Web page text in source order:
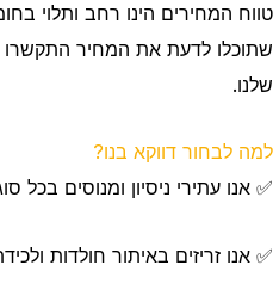
טווח המחירים הינו רחב ותלוי
שתוכלו לדעת את המחיר התקשרו
שלנו.
למה לבחור דווקא בנו?
✅ אנו עתירי ניסיון ומנוסים בכל
✅ אנו זריזים באיתור חולדות